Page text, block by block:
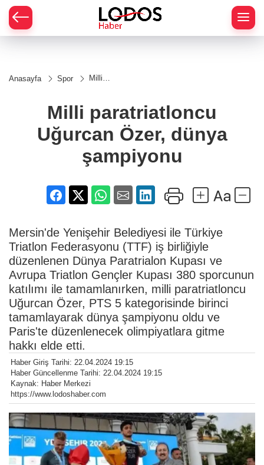
Anasayfa Spor
Milli
şampiyonu
Milli paratriatloncu
Uğurcan Özer, dünya
şampiyonu
Mersin'de Yenişehir Belediyesi ile Türkiye
Triatlon Federasyonu (TTF) iş birliğiyle
düzenlenen Dünya Paratrialon Kupası ve
Avrupa Triatlon Gençler Kupası 380 sporcunun
katılımı ile tamamlanırken, milli paratriatloncu
Uğurcan Özer, PTS 5 kategorisinde birinci
tamamlayarak dünya şampiyonu oldu ve
Paris'te düzenlenecek olimpiyatlara gitme
hakkı elde etti.
Haber Giriş Tarihi: 22.04.2024 19:15
Haber Güncellenme Tarihi: 22.04.2024 19:15
Kaynak: Haber Merkezi
https://www.lodoshaber.com